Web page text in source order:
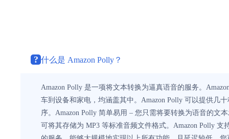
? 什么是 Amazon Polly？
Amazon Polly 是一项将文本转换为逼真语音的服务。
车到设备和家电，均涵盖其中。Amazon Polly 可以提供几
序。Amazon Polly 简单易用 – 您只需将要转换为语音的文
可将其存储为 MP3 等标准音频文件格式。Amazon Polly